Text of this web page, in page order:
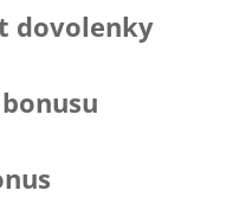
dovolenky